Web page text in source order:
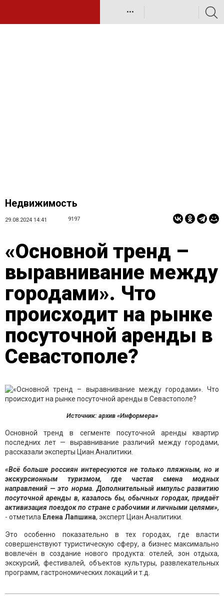
•••
Недвижимость
29.08.2024 14:41 9197
«Основной тренд –
выравнивание между
городами». Что
происходит на рынке
посуточной аренды в
Севастополе?
Источник: архив «Информера»
Основной тренд в сегменте посуточной аренды квартир
последних лет — выравнивание различий между городами,
рассказали эксперты Циан.Аналитики.
«Всё больше россиян интересуются не только пляжным, но и
экскурсионным туризмом, где частая смена модных
направлений — это норма. Дополнительный импульс развитию
посуточной аренды в, казалось бы, обычных городах, придаёт
активизация поездок по стране с рабочими и личными целями»,
- отметила Елена Лапшина, эксперт Циан.Аналитики.
Это особенно показательно в тех городах, где власти
совершенствуют туристическую сферу, а бизнес максимально
вовлечён в создание нового продукта: отелей, зон отдыха,
экскурсий, фестивалей, объектов культуры, развлекательных
программ, гастрономических локаций и т.д.